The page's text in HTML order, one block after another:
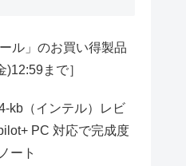
ル」のお買い得製品
まで］
kb（インテル）レビ
PC 対応で完成度
ート